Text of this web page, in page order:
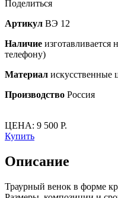
Поделиться
Артикул ВЭ 12
Наличие изготавливается
телефону)
Материал искусственные
Производство Россия
ЦЕНА: 9 500 Р.
Купить
Описание
Траурный венок в форме